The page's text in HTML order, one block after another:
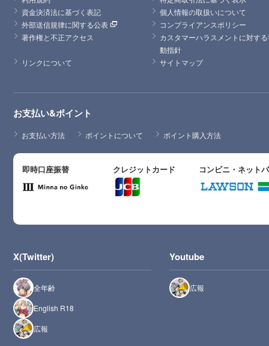
資金決済法に基づく表記
個人情報の取扱いについて
外部送信規律に関する公表
コンプライアンスポリシー
著作権と不正アクセス
カスタマーハラスメントに対す
動指針
リンクについて
サイトマップ
お支払い&ポイント
お支払い方法 ポイントについて ポイント購入方法
即時口座振替 クレジットカード コンビニ・ネット
X(Twitter)
全年齢
English R18
広報
Youtube
広報